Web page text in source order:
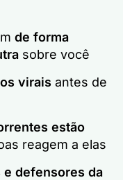
de forma
sobre você
virais antes de
estão
reagem a elas
defensores da